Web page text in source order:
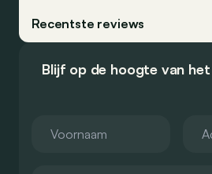
Recentste reviews
Blijf op de hoogte van